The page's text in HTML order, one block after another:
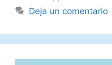
Deja un comentario